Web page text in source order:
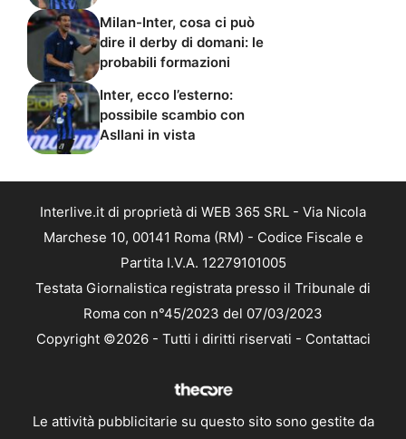
Milan-Inter, cosa ci può
dire il derby di domani: le
probabili formazioni
Inter, ecco l’esterno:
possibile scambio con
Asllani in vista
Interlive.it di proprietà di WEB 365 SRL - Via Nicola
Marchese 10, 00141 Roma (RM) - Codice Fiscale e
Partita I.V.A. 12279101005
Testata Giornalistica registrata presso il Tribunale di
Roma con n°45/2023 del 07/03/2023
Copyright ©2026 - Tutti i diritti riservati - Contattaci
Le attività pubblicitarie su questo sito sono gestite da